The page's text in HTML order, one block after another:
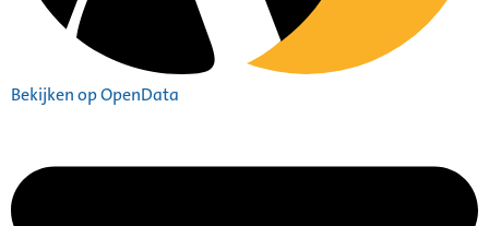
Bekijken op OpenData